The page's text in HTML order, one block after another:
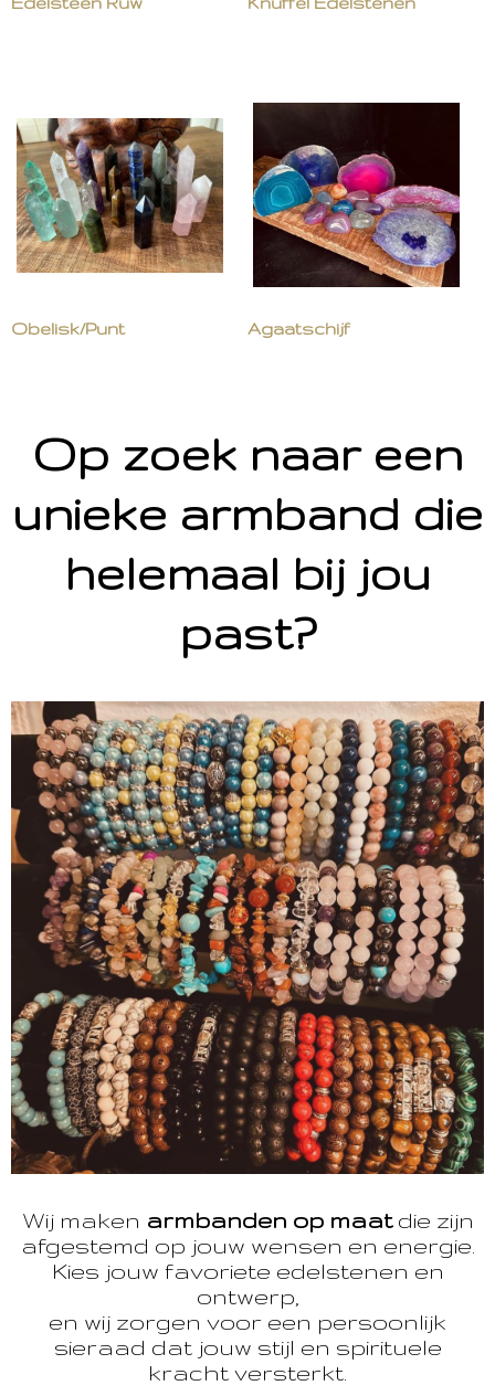
Obelisk/Punt Agaatschijf
Op zoek naar een
unieke armband die
helemaal bij jou
past?
Wij maken armbanden op maatdie zijn
afgestemd op jouw wensen en energie.
Kies jouw favoriete edelstenen en
ontwerp,
en wij zorgen voor een persoonlijk
sieraad dat jouw stijl en spirituele
kracht versterkt.